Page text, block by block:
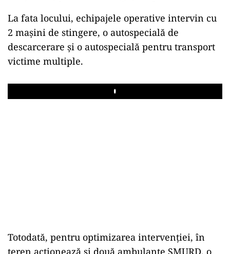
La fata locului, echipajele operative intervin cu
2 mașini de stingere, o autospecială de
descarcerare și o autospecială pentru transport
victime multiple.
Play
Totodată, pentru optimizarea intervenției, în
teren acționează și două ambulanțe SMURD, o